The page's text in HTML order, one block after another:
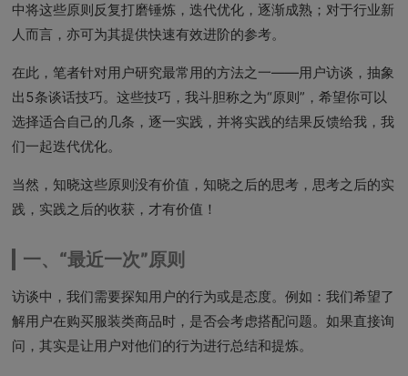
中将这些原则反复打磨锤炼，迭代优化，逐渐成熟；对于行业新
人而言，亦可为其提供快速有效进阶的参考。
在此，笔者针对用户研究最常用的方法之一——用户访谈，抽象
出5条谈话技巧。这些技巧，我斗胆称之为“原则”，希望你可以
选择适合自己的几条，逐一实践，并将实践的结果反馈给我，我
们一起迭代优化。
当然，知晓这些原则没有价值，知晓之后的思考，思考之后的实
践，实践之后的收获，才有价值！
一、“最近一次”原则
访谈中，我们需要探知用户的行为或是态度。例如：我们希望了
解用户在购买服装类商品时，是否会考虑搭配问题。如果直接询
问，其实是让用户对他们的行为进行总结和提炼。